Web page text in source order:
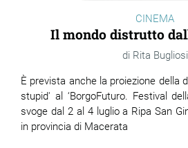
CINEMA
Il mondo distrutto
Rita Bugliosi
È prevista anche la proiezione della
stupid' al ‘BorgoFuturo. Festival
svoge dal 2 al 4 luglio a Ripa San
in provincia di Macerata